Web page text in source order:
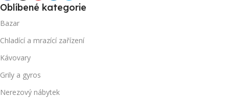
Oblíbené kategorie
Bazar
Chladící a mrazící zařízení
Kávovary
Grily a gyros
Nerezový nábytek